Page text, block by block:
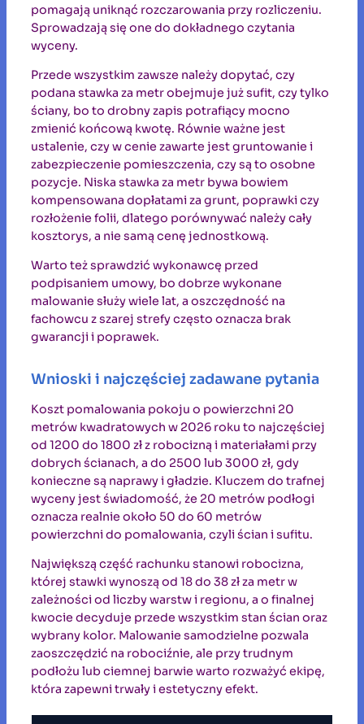
pomagają uniknąć rozczarowania przy rozliczeniu.
Sprowadzają się one do dokładnego czytania
wyceny.
Przede wszystkim zawsze należy dopytać, czy
podana stawka za metr obejmuje już sufit, czy tylko
ściany, bo to drobny zapis potrafiący mocno
zmienić końcową kwotę. Równie ważne jest
ustalenie, czy w cenie zawarte jest gruntowanie i
zabezpieczenie pomieszczenia, czy są to osobne
pozycje. Niska stawka za metr bywa bowiem
kompensowana dopłatami za grunt, poprawki czy
rozłożenie folii, dlatego porównywać należy cały
kosztorys, a nie samą cenę jednostkową.
Warto też sprawdzić wykonawcę przed
podpisaniem umowy, bo dobrze wykonane
malowanie służy wiele lat, a oszczędność na
fachowcu z szarej strefy często oznacza brak
gwarancji i poprawek.
Wnioski i najczęściej zadawane pytania
Koszt pomalowania pokoju o powierzchni 20
metrów kwadratowych w 2026 roku to najczęściej
od 1200 do 1800 zł z robocizną i materiałami przy
dobrych ścianach, a do 2500 lub 3000 zł, gdy
konieczne są naprawy i gładzie. Kluczem do trafnej
wyceny jest świadomość, że 20 metrów podłogi
oznacza realnie około 50 do 60 metrów
powierzchni do pomalowania, czyli ścian i sufitu.
Największą część rachunku stanowi robocizna,
której stawki wynoszą od 18 do 38 zł za metr w
zależności od liczby warstw i regionu, a o finalnej
kwocie decyduje przede wszystkim stan ścian oraz
wybrany kolor. Malowanie samodzielne pozwala
zaoszczędzić na robociźnie, ale przy trudnym
podłożu lub ciemnej barwie warto rozważyć ekipę,
która zapewni trwały i estetyczny efekt.